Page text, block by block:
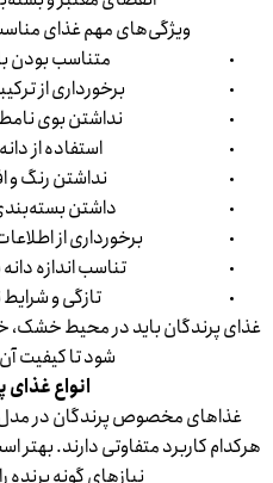
ویژگی‌های مهم غذای
متناسب بودن
برخورداری از
نداشتن بوی
استفاده از
نداشتن رنگ و
داشتن
برخورداری از
تناسب اندازه
تازگی و
غذای پرندگان باید در محیط خشک،
شود تا کیفیت
انواع غذای
غذاهای مخصوص پرندگان در
هرکدام کاربرد متفاوتی دارند. بهتر
نیازهای گونه پرنده